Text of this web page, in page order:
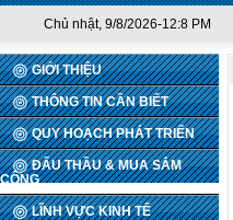
Chủ nhật, 9/8/2026-12:8 PM
GIỚI THIỆU
THÔNG TIN CẦN BIẾT
QUY HOẠCH PHÁT TRIỂN
ĐẤU THẦU & MUA SẮM
CÔNG
LĨNH VỰC KINH TẾ